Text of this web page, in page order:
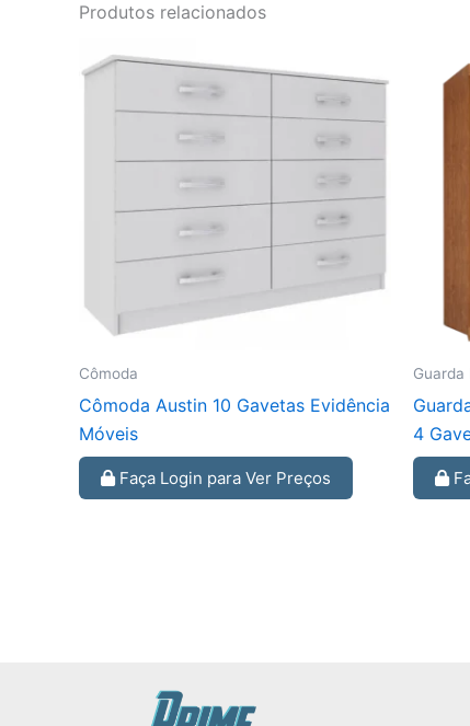
Produtos relacionados
Cômoda
Cômoda Austin 10 Gavetas Evidência
Móveis
Faça Login para Ver Preços
Guarda
4